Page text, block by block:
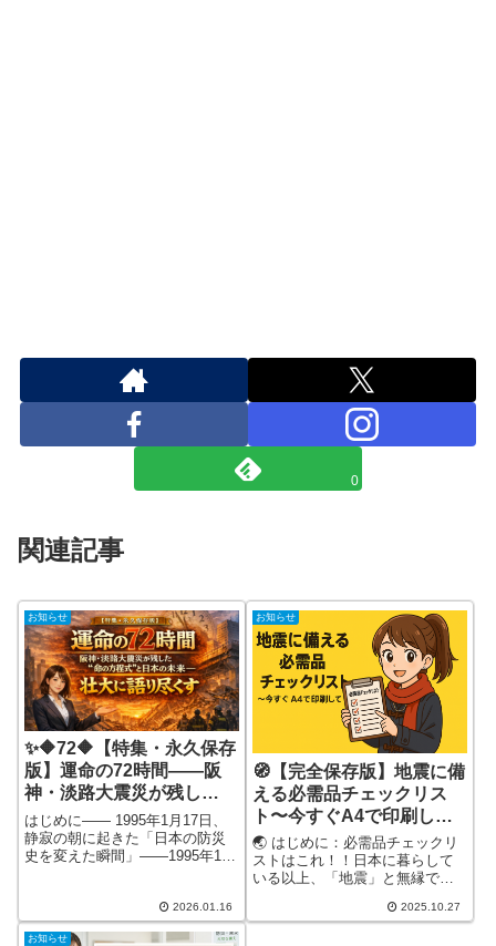
0
関連記事
お知らせ
✨🔶72🔶【特集・永久保存
版】運命の72時間――阪
神・淡路大震災が残し
た“命の方程式”と日本の未
来―― 壮大に語り尽くす⭐
💥
はじめに―― 1995年1月17日、
静寂の朝に起きた「日本の防災
史を変えた瞬間」――1995年1月
い朝。日本は、戦後最大級とも
言われる都市詳しく見る
2026.01.16
お知らせ
🧭【完全保存版】地震に備
える必需品チェックリス
ト〜今すぐA4で印刷し
て“家族の命”を守ろう〜
🌏 はじめに：必需品チェックリ
ストはこれ！！日本に暮らして
いる以上、「地震」と無縁では
えるためには、「その時になっ
2025.10.27
お知らせ